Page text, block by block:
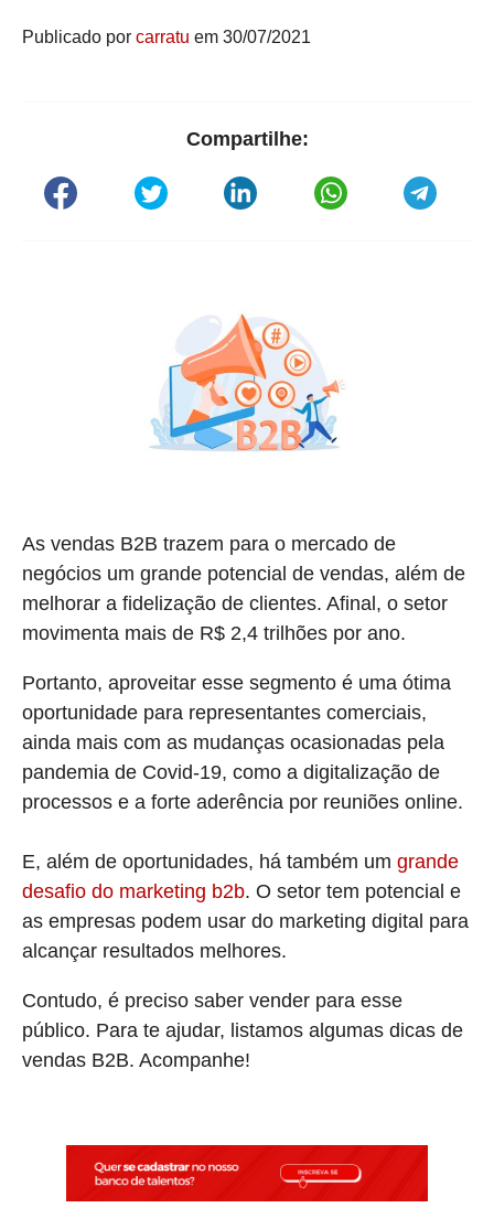
Publicado por carratu em 30/07/2021
Compartilhe:
As vendas B2B trazem para o mercado de
negócios um grande potencial de vendas, além de
melhorar a fidelização de clientes. Afinal, o setor
movimenta mais de R$ 2,4 trilhões por ano.
Portanto, aproveitar esse segmento é uma ótima
oportunidade para representantes comerciais,
ainda mais com as mudanças ocasionadas pela
pandemia de Covid-19, como a digitalização de
processos e a forte aderência por reuniões online.
E, além de oportunidades, há também um grande
desafio do marketing b2b. O setor tem potencial e
as empresas podem usar do marketing digital para
alcançar resultados melhores.
Contudo, é preciso saber vender para esse
público. Para te ajudar, listamos algumas dicas de
vendas B2B. Acompanhe!